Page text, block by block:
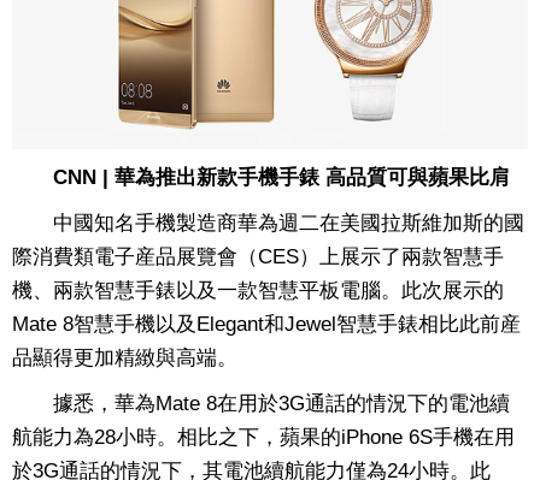
CNN | 華為推出新款手機手錶 高品質可與蘋果比肩
中國知名手機製造商華為週二在美國拉斯維加斯的國
際消費類電子産品展覽會（CES）上展示了兩款智慧手
機、兩款智慧手錶以及一款智慧平板電腦。此次展示的
Mate 8智慧手機以及Elegant和Jewel智慧手錶相比此前産
品顯得更加精緻與高端。
據悉，華為Mate 8在用於3G通話的情況下的電池續
航能力為28小時。相比之下，蘋果的iPhone 6S手機在用
於3G通話的情況下，其電池續航能力僅為24小時。此